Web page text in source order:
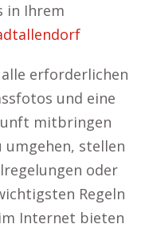
in Ihrem
alle erforderlichen
und eine
mitbringen
umgehen, stellen
oder
Regeln
Internet bieten